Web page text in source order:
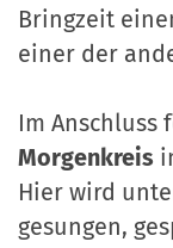
Bringzeit
einer der
Im Anschluss
Morgenkreis
Hier wird
gesungen,